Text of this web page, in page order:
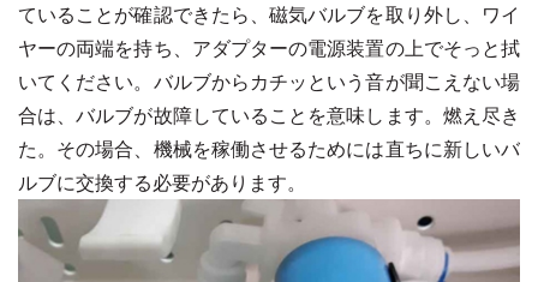
ていることが確認できたら、磁気バルブを取り外し、ワイ
ヤーの両端を持ち、アダプターの電源装置の上でそっと拭
いてください。バルブからカチッという音が聞こえない場
合は、バルブが故障していることを意味します。燃え尽き
た。その場合、機械を稼働させるためには直ちに新しいバ
ルブに交換する必要があります。